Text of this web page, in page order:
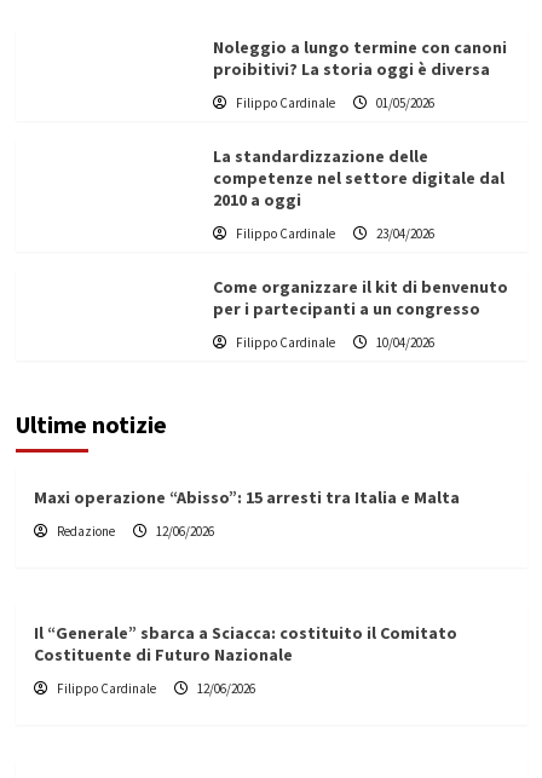
Noleggio a lungo termine con canoni
proibitivi? La storia oggi è diversa
Filippo Cardinale 01/05/2026
La standardizzazione delle
competenze nel settore digitale dal
2010 a oggi
Filippo Cardinale 23/04/2026
Come organizzare il kit di benvenuto
per i partecipanti a un congresso
Filippo Cardinale 10/04/2026
Ultime notizie
Maxi operazione “Abisso”: 15 arresti tra Italia e Malta
Redazione 12/06/2026
Il “Generale” sbarca a Sciacca: costituito il Comitato
Costituente di Futuro Nazionale
Filippo Cardinale 12/06/2026